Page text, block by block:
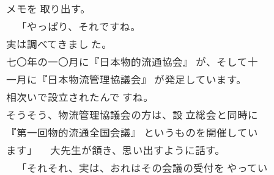
メモを 取り出す。
「やっぱり、それですね。
実は調べてきまし た。
七〇年の一〇月に『日本物的流通協会』 が、そして十
一月に『日本物流管理協議会』 が発足しています。
相次いで設立されたんで すね。
そうそう、物流管理協議会の方は、設 立総会と同時に
『第一回物的流通全国会議』 というものを開催してい
ます」 大先生が頷き、思い出すように話す。
「それそれ、実は、おれはその会議の受付を やってい